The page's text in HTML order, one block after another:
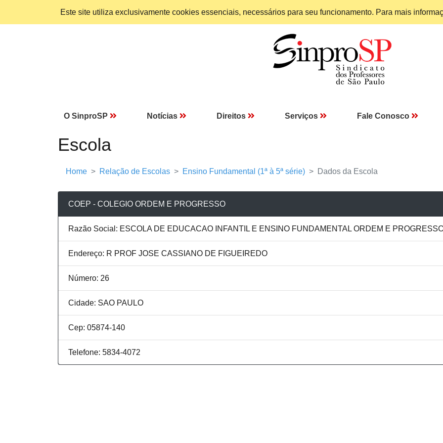
Este site utiliza exclusivamente cookies essenciais, necessários para seu funcionamento. Para mais
O SinproSP Notícias Direitos Serviços Fale Conosco
Escola
Home Relação de Escolas Ensino Fundamental (1ª à 5ª série) Dados da Escola
COEP - COLEGIO ORDEM E PROGRESSO
Razão Social: ESCOLA DE EDUCACAO INFANTIL E ENSINO FUNDAMENTAL ORDEM E
Endereço: R PROF JOSE CASSIANO DE FIGUEIREDO
Número: 26
Cidade: SAO PAULO
Cep: 05874-140
Telefone: 5834-4072